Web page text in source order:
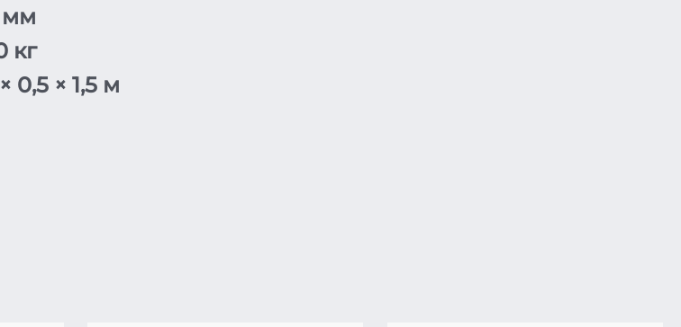
мм
кг
0,5 × 1,5 м